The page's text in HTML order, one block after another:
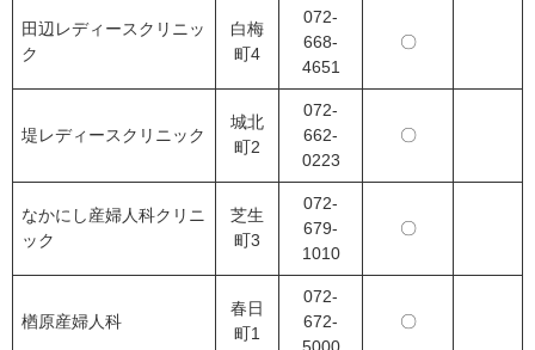
田辺レディースクリニッ
ク
白梅
町4
072-
668-
4651
〇
堤レディースクリニック
城北
町2
072-
662-
0223
〇
なかにし産婦人科クリニ
ック
芝生
町3
072-
679-
1010
〇
楢原産婦人科
春日
町1
072-
672-
〇